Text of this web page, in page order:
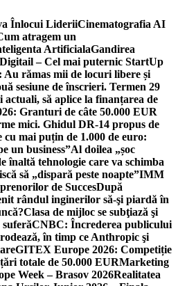
Înlocui LideriiCinematografia AI
atragem un
ArtificialaGandirea
Digitail – Cel mai puternic StartUp
Au rămas mii de locuri libere și
sesiune de înscrieri. Termen 29
să aplice la finanțarea de
Granturi de câte 50.000 EUR
mici. Ghidul DR-14 propus de
cu mai puțin de 1.000 de euro:
un business”Al doilea „șoc
înaltă tehnologie care va schimba
să „dispară peste noapte”IMM
de SuccesDupă
rândul inginerilor să-şi piardă în
Clasa de mijloc se subţiază şi
CNBC: Încrederea publicului
în timp ce Anthropic şi
GITEX Europe 2026: Competiție
totale de 50.000 EURMarketing
Week – Brasov 2026Realitatea